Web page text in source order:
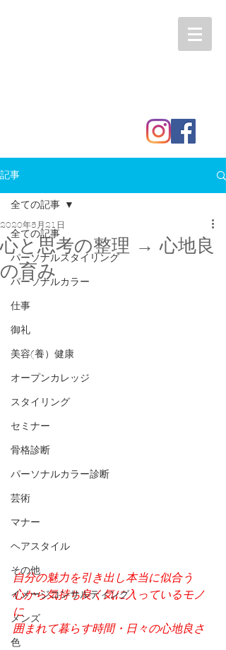
記事
全ての記事
パーソナルスタイリング
パーソナルカラー
仕事
御礼
美容(養）健康
オープンカレッジ
スタイリング
セミナー
骨格診断
パーソナルカラー診断
芸術
マナー
ヘアスタイル
その他
イメージコンサルティング
メンズ
色
全ての記事
心と思考の整理 → 心地良
の育み
2020年5月21日
自分の魅力を引き出し本当に似合う
心から気持ち良く気に入っているモノ
に
囲まれて暮らす時間・日々の心地良さ